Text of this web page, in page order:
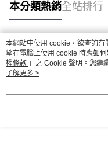
本分類熱銷全站排行
熱門標籤
本網站中使用 cookie，欲查詢
望在電腦上使用 cookie 時應如
權條款 」之 Cookie 聲明。您繼
用條款之 Cookie 聲明使用 cookie
了解更多 >